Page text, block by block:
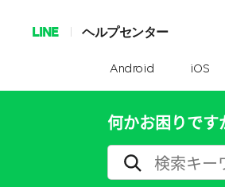
LINE ヘルプセンター
Android iOS
何かお困りです